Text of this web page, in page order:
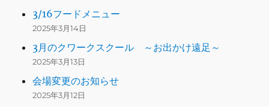
3/16フードメニュー
2025年3月14日
3月のクワークスクール ～お出かけ遠足～
2025年3月13日
会場変更のお知らせ
2025年3月12日